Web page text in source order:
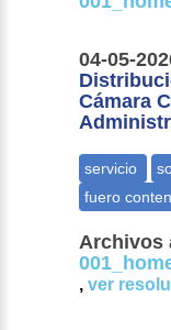
04-05-
Cámara
Archivos
,ver